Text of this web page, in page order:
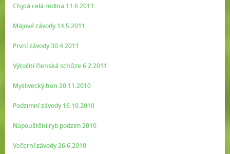
Chytá celá rodina 11.6.2011
Májové závody 14.5.2011
První závody 30.4.2011
Výroční členská schůze 6.2.2011
Myslivecký hon 20.11.2010
Podzimní závody 16.10.2010
Napouštění ryb podzim 2010
Večerní závody 26.6.2010